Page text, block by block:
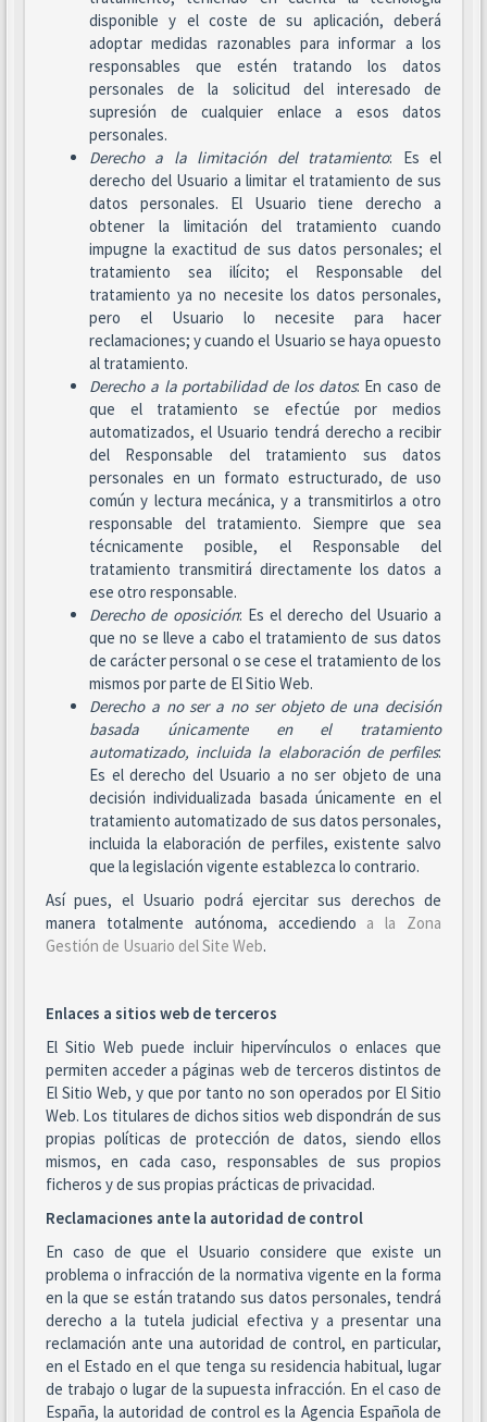
disponible y el coste de su aplicación, deberá
adoptar medidas razonables para informar a los
responsables que estén tratando los datos
personales de la solicitud del interesado de
supresión de cualquier enlace a esos datos
personales.
Derecho a la limitación del tratamiento: Es el
derecho del Usuario a limitar el tratamiento de sus
datos personales. El Usuario tiene derecho a
obtener la limitación del tratamiento cuando
impugne la exactitud de sus datos personales; el
tratamiento sea ilícito; el Responsable del
tratamiento ya no necesite los datos personales,
pero el Usuario lo necesite para hacer
reclamaciones; y cuando el Usuario se haya opuesto
al tratamiento.
Derecho a la portabilidad de los datos: En caso de
que el tratamiento se efectúe por medios
automatizados, el Usuario tendrá derecho a recibir
del Responsable del tratamiento sus datos
personales en un formato estructurado, de uso
común y lectura mecánica, y a transmitirlos a otro
responsable del tratamiento. Siempre que sea
técnicamente posible, el Responsable del
tratamiento transmitirá directamente los datos a
ese otro responsable.
Derecho de oposición: Es el derecho del Usuario a
que no se lleve a cabo el tratamiento de sus datos
de carácter personal o se cese el tratamiento de los
mismos por parte de El Sitio Web.
Derecho a no ser a no ser objeto de una decisión
basada únicamente en el tratamiento
automatizado, incluida la elaboración de perfiles:
Es el derecho del Usuario a no ser objeto de una
decisión individualizada basada únicamente en el
tratamiento automatizado de sus datos personales,
incluida la elaboración de perfiles, existente salvo
que la legislación vigente establezca lo contrario.
Así pues, el Usuario podrá ejercitar sus derechos de
manera totalmente autónoma, accediendo a la Zona
Gestión de Usuario del Site Web.
Enlaces a sitios web de terceros
El Sitio Web puede incluir hipervínculos o enlaces que
permiten acceder a páginas web de terceros distintos de
El Sitio Web, y que por tanto no son operados por El Sitio
Web. Los titulares de dichos sitios web dispondrán de sus
propias políticas de protección de datos, siendo ellos
mismos, en cada caso, responsables de sus propios
ficheros y de sus propias prácticas de privacidad.
Reclamaciones ante la autoridad de control
En caso de que el Usuario considere que existe un
problema o infracción de la normativa vigente en la forma
en la que se están tratando sus datos personales, tendrá
derecho a la tutela judicial efectiva y a presentar una
reclamación ante una autoridad de control, en particular,
en el Estado en el que tenga su residencia habitual, lugar
de trabajo o lugar de la supuesta infracción. En el caso de
España, la autoridad de control es la Agencia Española de